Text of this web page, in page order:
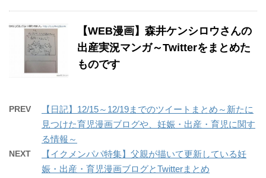
【WEB漫画】森井ケンシロウさんの
出産実況マンガ～Twitterをまとめた
ものです
PREV
【日記】12/15～12/19までのツイートまとめ～新たに
見つけた育児漫画ブログや、妊娠・出産・育児に関す
る情報～
NEXT
【イクメンパパ特集】父親が描いて更新している妊
娠・出産・育児漫画ブログとTwitterまとめ